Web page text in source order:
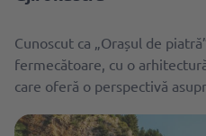
Cunoscut ca „Orașul de
fermecătoare, cu o
care oferă o perspectivă